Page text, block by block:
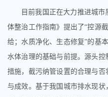
目前我国正在大力推进城
体整治工作指南》提出了“控源
给；水质净化、生态修复”的基
水体治理的基础与前提。源头
措施，截污纳管设置的合理与
与成效。基于我国城市排水现状